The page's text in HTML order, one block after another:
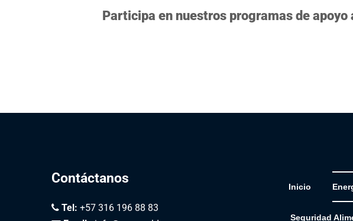
Participa en nuestros programas de
Contáctanos
Tel: +57 316 196 88 83
Inicio
Seguridad